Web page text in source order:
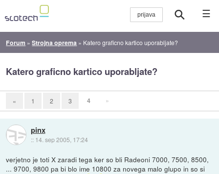
☰
Forum »Strojna oprema » Katero graficno kartico uporabljate?
Katero graficno kartico uporabljate?
« 1 2 3 4 »
pinx
:: 14. sep 2005, 17:24
verjetno je toti X zaradi tega ker so bli Radeoni 7000, 7500, 8500,
... 9700, 9800 pa bi blo ime 10800 za novega malo glupo in so si